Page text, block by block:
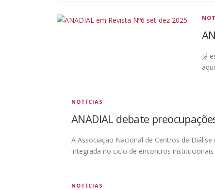
Já
NOTÍCIAS
ANADIAL debate
A Associação Nacional de Centros de
integrada no ciclo de encontros
NOTÍCIAS